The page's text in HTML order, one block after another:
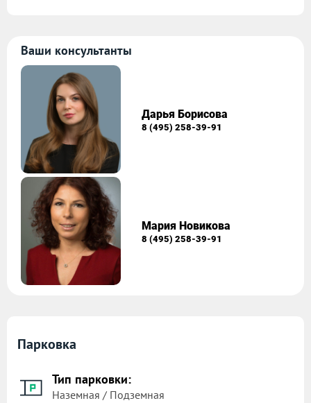
Ваши консультанты
Дарья Борисова
8 (495) 258-39-91
Мария Новикова
8 (495) 258-39-91
Парковка
Тип парковки:
Наземная / Подземная